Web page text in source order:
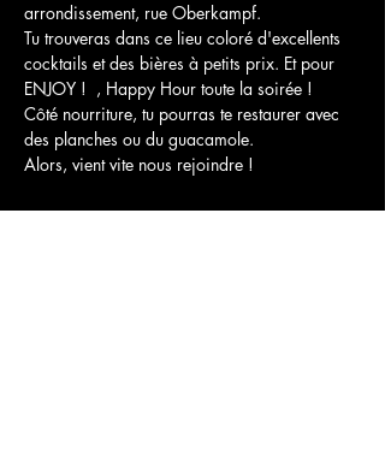
arrondissement, rue Oberkampf.
Tu trouveras dans ce lieu coloré d'excellents
cocktails et des bières à petits prix. Et pour
ENJOY !  , Happy Hour toute la soirée !
Côté nourriture, tu pourras te restaurer avec
des planches ou du guacamole.
Alors, vient vite nous rejoindre !